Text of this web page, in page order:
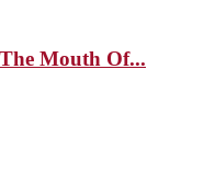
Mouth Of...